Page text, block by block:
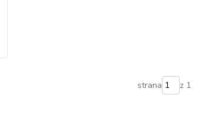
strana z 1